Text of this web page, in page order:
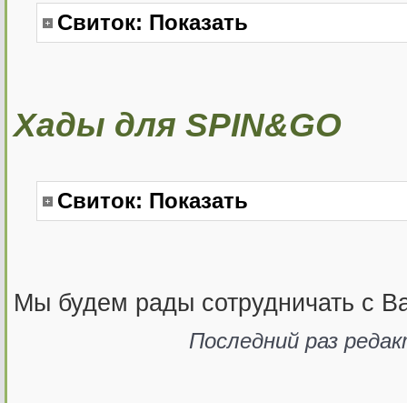
Свиток: Показать
Хады для SPIN&GO
Свиток: Показать
Мы будем рады сотрудничать с
Последний раз